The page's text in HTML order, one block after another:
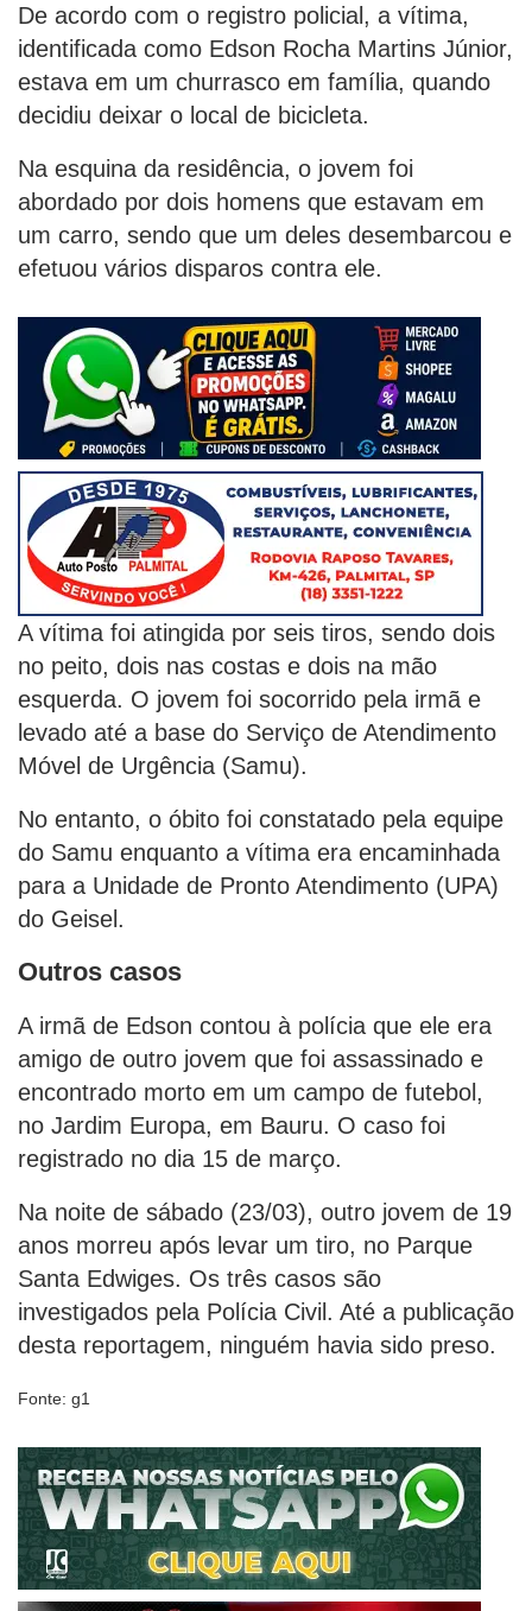
De acordo com o registro policial, a vítima,
identificada como Edson Rocha Martins Júnior,
estava em um churrasco em família, quando
decidiu deixar o local de bicicleta.
Na esquina da residência, o jovem foi
abordado por dois homens que estavam em
um carro, sendo que um deles desembarcou e
efetuou vários disparos contra ele.
A vítima foi atingida por seis tiros, sendo dois
no peito, dois nas costas e dois na mão
esquerda. O jovem foi socorrido pela irmã e
levado até a base do Serviço de Atendimento
Móvel de Urgência (Samu).
No entanto, o óbito foi constatado pela equipe
do Samu enquanto a vítima era encaminhada
para a Unidade de Pronto Atendimento (UPA)
do Geisel.
Outros casos
A irmã de Edson contou à polícia que ele era
amigo de outro jovem que foi assassinado e
encontrado morto em um campo de futebol,
no Jardim Europa, em Bauru. O caso foi
registrado no dia 15 de março.
Na noite de sábado (23/03), outro jovem de 19
anos morreu após levar um tiro, no Parque
Santa Edwiges. Os três casos são
investigados pela Polícia Civil. Até a publicação
desta reportagem, ninguém havia sido preso.
Fonte: g1